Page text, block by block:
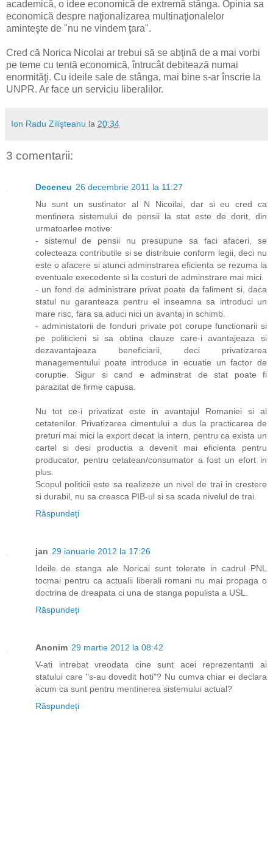
academică, o idee economică de extremă stânga. Opinia sa
economică despre naţionalizarea multinaţionalelor
aminteşte de "nu ne vindem ţara".
Cred că Norica Nicolai ar trebui să se abţină de a mai vorbi
pe teme cu tentă economică, întrucât debitează numai
enormităţi. Cu ideile sale de stânga, mai bine s-ar înscrie la
UNPR. Ar face un serviciu liberalilor.
Ion Radu Zilişteanu la 20:34
3 comentarii:
Deceneu 26 decembrie 2011 la 11:27
Nu sunt un sustinator al N Nicoilai, dar si eu cred ca
mentinera sistemului de pensii la stat este de dorit, din
urmatoarlee motive:
- sistemul de pensii nu presupune sa faci afaceri, se
colecteaza contributile si se distribuie conform legii, deci nu
este o afacere si atunci adminstrarea eficienta se rezuma la
eventuale execedente si la costuri de adminstrare mai mici.
- un fond de administrare privat poate da faliment si, daca
statul nu garanteaza pentru el inseamna sa introduci un
mare risc, fara sa aduci nici un avantaj in schimb.
- administatorii de fonduri private pot corupe functionarii si
pe politicieni si sa obtina clauze care-i avantajeaza si
dezavantajeaza beneficiarii, deci privatizarea
managementului poate introduce in ecuatie un factor de
coruptie. Sigur si cand e adminstrat de stat poate fi
parazitat de firme capusa.
Nu tot ce-i privatizat este in avantajul Romaniei si al
cetatenilor. Privatizarea cimentului a dus la practicarea de
preturi mai mici la export decat la intern, pentru ca exista un
cartel si desi productia a devenit mai eficienta pentru
producator, pentru cetatean/consumator a fost un efort in
plus.
Scopul politicii este sa realizeze un nivel de trai in crestere
si durabil, nu sa creasca PIB-ul si sa scada nivelul de trai.
Răspundeți
jan 29 ianuarie 2012 la 17:26
Ideile de stanga ale Noricai sunt tolerate in cadrul PNL
tocmai pentru ca actualii liberali romani nu mai propaga o
doctrina de dreapata ci una de stanga populista a USL.
Răspundeți
Anonim 29 martie 2012 la 08:42
V-ati intrebat vreodata cine sunt acei reprezentanti ai
statului care "s-au dovedit hoti"? Nu cumva chiar ei declara
acum ca sunt pentru mentinerea sistemului actual?
Răspundeți